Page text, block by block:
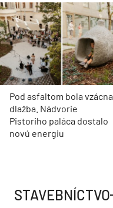
Pod asfaltom bola vzácna
dlažba. Nádvorie
Pistoriho paláca dostalo
novú energiu
STAVEBNÍCTVO